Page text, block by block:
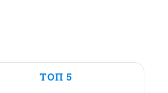
ТОП 5